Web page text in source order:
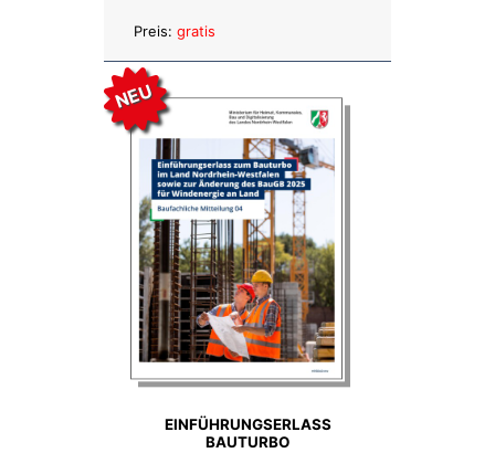
Preis: gratis
NEU
EINFÜHRUNGSERLASS
BAUTURBO